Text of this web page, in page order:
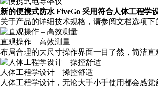
新的便携式防水 FiveGo 采用符合人体工程学
关于产品的详细技术规格，请参阅文档选项下
直观操作 – 高效测量
布局合理的大尺寸操作界面一目了然，简洁直
人体工程学设计 – 操控舒适
人体工程学设计，无论大手小手使用都会感